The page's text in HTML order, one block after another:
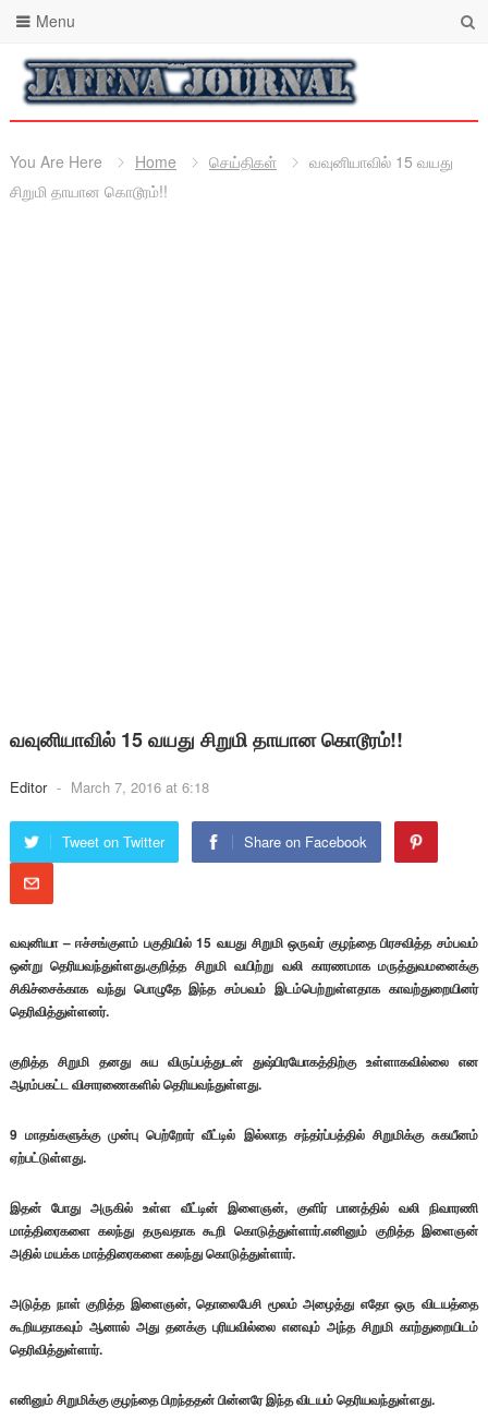
Menu
You Are Here Home செய்திகள்
வவுனியாவில் 15 வயது
சிறுமி தாயான கொடூரம்!!
வவுனியாவில் 15 வயது சிறுமி தாயான கொடூரம்!!
Editor - March 7, 2016 at 6:18
Tweet on Twitter Share on Facebook
வவுனியா – ஈச்சங்குளம் பகுதியில் 15 வயது சிறுமி ஒருவர் குழந்தை பிரசவித்த சம்பவம்
ஒன்று தெரியவந்துள்ளது.குறித்த சிறுமி வயிற்று வலி காரணமாக மருத்துவமனைக்கு
சிகிச்சைக்காக வந்து பொழுதே இந்த சம்பவம் இடம்பெற்றுள்ளதாக காவற்துறையினர்
தெரிவித்துள்ளனர்.
குறித்த சிறுமி தனது சுய விருப்பத்துடன் துஷ்பிரயோகத்திற்கு உள்ளாகவில்லை என
ஆரம்பகட்ட விசாரணைகளில் தெரியவந்துள்ளது.
9 மாதங்களுக்கு முன்பு பெற்றோர் வீட்டில் இல்லாத சந்தர்ப்பத்தில் சிறுமிக்கு சுகயீனம்
ஏற்பட்டுள்ளது.
இதன் போது அருகில் உள்ள வீட்டின் இளைஞன், குளிர் பானத்தில் வலி நிவாரணி
மாத்திரைகளை கலந்து தருவதாக கூறி கொடுத்துள்ளார்.எனினும் குறித்த இளைஞன்
அதில் மயக்க மாத்திரைகளை கலந்து கொடுத்துள்ளார்.
அடுத்த நாள் குறித்த இளைஞன், தொலைபேசி மூலம் அழைத்து எதோ ஒரு விடயத்தை
கூறியதாகவும் ஆனால் அது தனக்கு புரியவில்லை எனவும் அந்த சிறுமி காற்துறையிடம்
தெரிவித்துள்ளார்.
எனினும் சிறுமிக்கு குழந்தை பிறந்ததன் பின்னரே இந்த விடயம் தெரியவந்துள்ளது.